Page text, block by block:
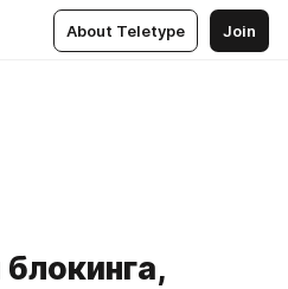
About Teletype Join